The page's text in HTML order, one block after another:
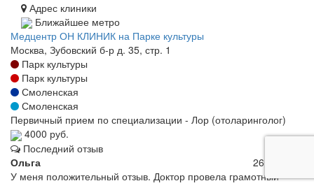
Адрес клиники
Ближайшее метро
Медцентр ОН КЛИНИК на Парке культуры
Москва, Зубовский б-р д. 35, стр. 1
Парк культуры
Парк культуры
Смоленская
Смоленская
Первичный прием по специализации - Лор (отоларинголог)
4000 руб.
Последний отзыв
Ольга
26.10.2022
У меня положительный отзыв. Доктор провела грамотный